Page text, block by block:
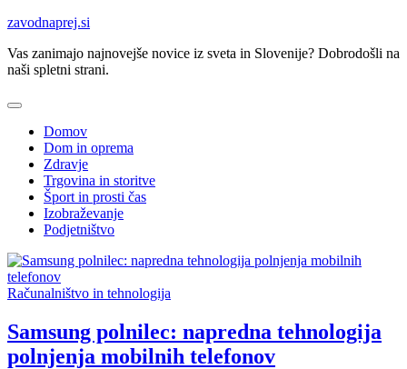
Skip
content
zavodnaprej.si
Vas zanimajo najnovejše novice iz sveta in Slovenije? Dobrodošli na
naši spletni strani.
Domov
Dom in oprema
Zdravje
Trgovina in storitve
Šport in prosti čas
Izobraževanje
Podjetništvo
Računalništvo in tehnologija
Samsung polnilec: napredna tehnologija
polnjenja mobilnih telefonov